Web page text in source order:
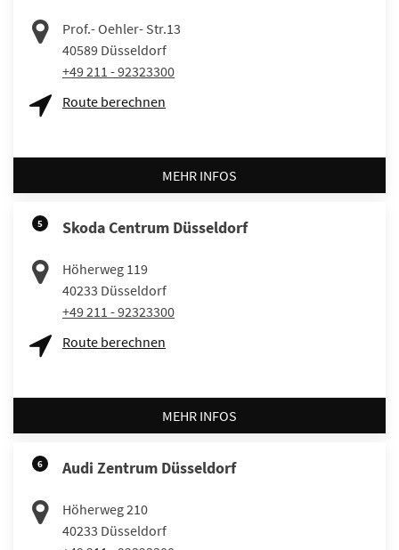
Prof.- Oehler- Str.13
40589 Düsseldorf
+49 211 - 92323300
Route berechnen
MEHR INFOS
5 Skoda Centrum Düsseldorf
Höherweg 119
40233 Düsseldorf
+49 211 - 92323300
Route berechnen
MEHR INFOS
6 Audi Zentrum Düsseldorf
Höherweg 210
40233 Düsseldorf